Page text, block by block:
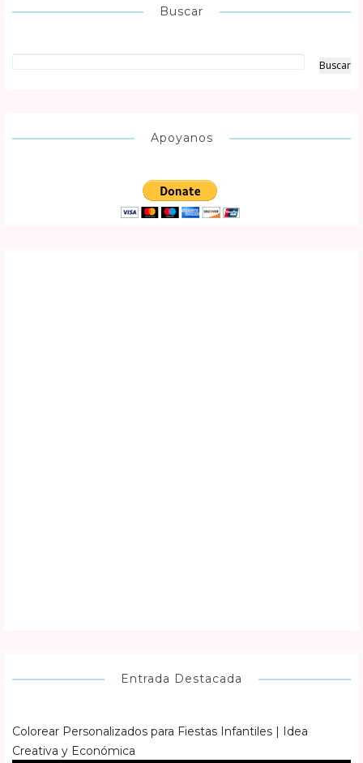
Buscar
Apoyanos
Entrada Destacada
Colorear Personalizados para Fiestas Infantiles | Idea
Creativa y Económica